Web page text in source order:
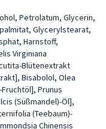
Petrolatum, Glycerin,
Glycerylstearat,
Harnstoff,
Virginiana
Blütenextrakt
Bisabolol, Olea
Prunus
(Süßmandel)-Öl],
(Teebaum)-
Chinensis